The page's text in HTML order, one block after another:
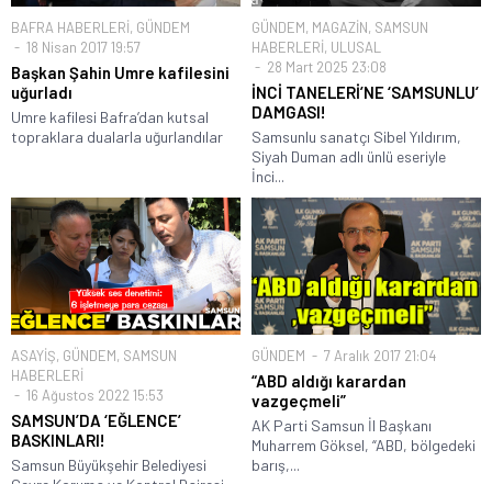
BAFRA HABERLERİ, GÜNDEM
18 Nisan 2017 19:57
Başkan Şahin Umre kafilesini
uğurladı
Umre kafilesi Bafra’dan kutsal
topraklara dualarla uğurlandılar
GÜNDEM, MAGAZİN, SAMSUN
HABERLERİ, ULUSAL
28 Mart 2025 23:08
İNCİ TANELERİ’NE ‘SAMSUNLU’
DAMGASI!
Samsunlu sanatçı Sibel Yıldırım,
Siyah Duman adlı ünlü eseriyle
İnci...
ASAYİŞ, GÜNDEM, SAMSUN
HABERLERİ
16 Ağustos 2022 15:53
SAMSUN’DA ‘EĞLENCE’
BASKINLARI!
Samsun Büyükşehir Belediyesi
GÜNDEM 7 Aralık 2017 21:04
“ABD aldığı karardan
vazgeçmeli”
AK Parti Samsun İl Başkanı
Muharrem Göksel, “ABD, bölgedeki
barış,...